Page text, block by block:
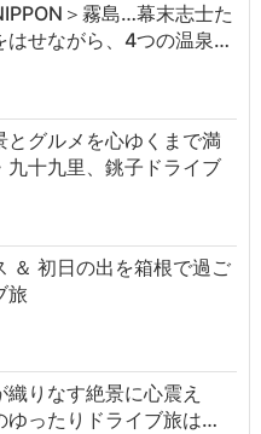
＞霧島…幕末志士た
はせながら、4つの温泉…
とグルメを心ゆくまで満
九十九里、銚子ドライブ
＆ 初日の出を箱根で過ご
旅
織りなす絶景に心震え
ゆったりドライブ旅は…